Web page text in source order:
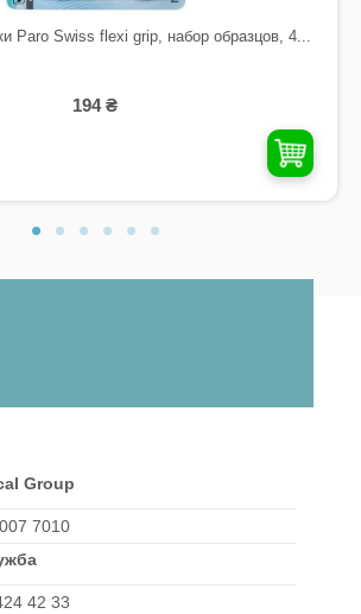
Paro Swiss flexi grip, набор образцов, 4...
194 ₴
Group
7010
42 33